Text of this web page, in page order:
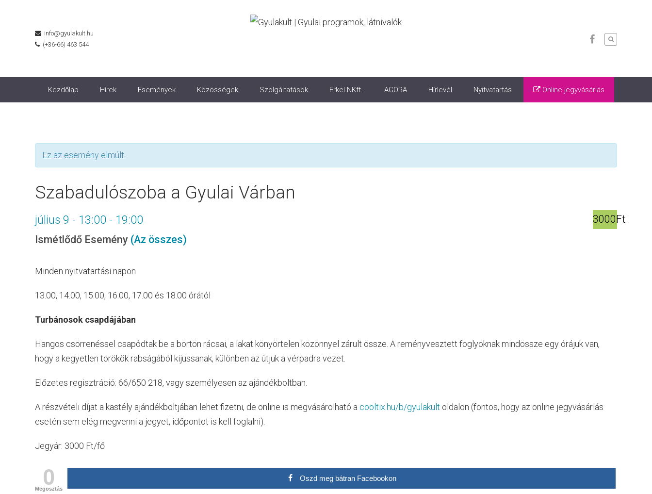
info@gyulakult.hu
(+36-66) 463 544
Kezdőlap Hírek Események Közösségek Szolgáltatások Erkel NKft. AGORA Hírlevél Nyitvatartás Online jegyvásárlás
Ez az esemény elmúlt.
Szabadulószoba a Gyulai Várban
július 9 - 13:00 - 19:00
Ismétlődő Esemény (Az összes)
3000Ft
Minden nyitvatartási napon
13.00, 14.00, 15.00, 16.00, 17.00 és 18.00 órától
Turbánosok csapdájában
Hangos csörrenéssel csapódtak be a börtön rácsai, a lakat könyörtelen közönnyel zárult össze. A reményvesztett foglyoknak mindössze egy órájuk van,
hogy a kegyetlen törökök rabságából kijussanak, különben az útjuk a vérpadra vezet.
Előzetes regisztráció: 66/650 218, vagy személyesen az ajándékboltban.
A részvételi díjat a kastély ajándékboltjában lehet fizetni, de online is megvásárolható a cooltix.hu/b/gyulakult oldalon (fontos, hogy az online jegyvásárlás
esetén sem elég megvenni a jegyet, időpontot is kell foglalni).
Jegyár: 3000 Ft/fő
0
Megosztás
Oszd meg bátran Facebookon